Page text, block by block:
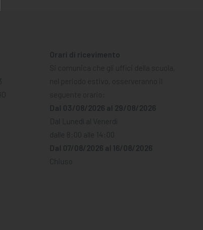
Orari di ricevimento
Dal 03/08/2026 al 29/08/2026
Dal Lunedì al Venerdì
dalle 8:00 alle 14:00
Dal 07/08/2026 al 16/08/2026
Chiuso